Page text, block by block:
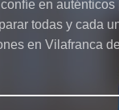
en
todas y cada
en Vilafranca